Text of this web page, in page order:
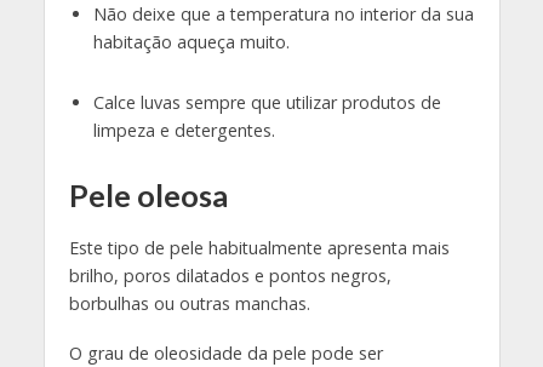
Não deixe que a temperatura no interior da sua
habitação aqueça muito.
Calce luvas sempre que utilizar produtos de
limpeza e detergentes.
Pele oleosa
Este tipo de pele habitualmente apresenta mais
brilho, poros dilatados e pontos negros,
borbulhas ou outras manchas.
O grau de oleosidade da pele pode ser